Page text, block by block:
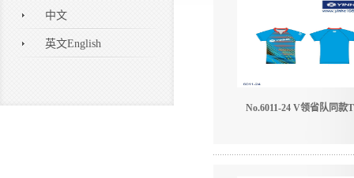
中文
英文English
No.6011-24 V领省队同款